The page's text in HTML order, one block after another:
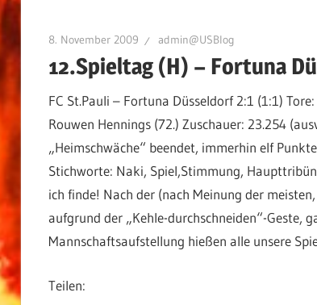
8. November 2009 admin@USBlog
12.Spieltag (H) – Fortuna
FC St.Pauli – Fortuna Düsseldorf 2:1 (1:1)
Rouwen Hennings (72.) Zuschauer: 23.254
„Heimschwäche“ beendet, immerhin elf
Stichworte: Naki, Spiel,Stimmung,
ich finde! Nach der (nach Meinung der
aufgrund der „Kehle-durchschneiden“-Geste,
Mannschaftsaufstellung hießen alle unsere
Teilen: